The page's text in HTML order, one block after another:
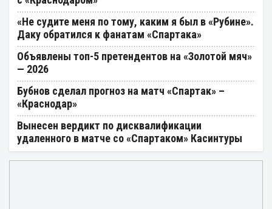
«Не судите меня по тому, каким я был в «Рубине».
Даку обратился к фанатам «Спартака»
Объявлены топ-5 претендентов на «Золотой мяч»
— 2026
Бубнов сделал прогноз на матч «Спартак» –
«Краснодар»
Вынесен вердикт по дисквалификации
удаленного в матче со «Спартаком» Касинтуры